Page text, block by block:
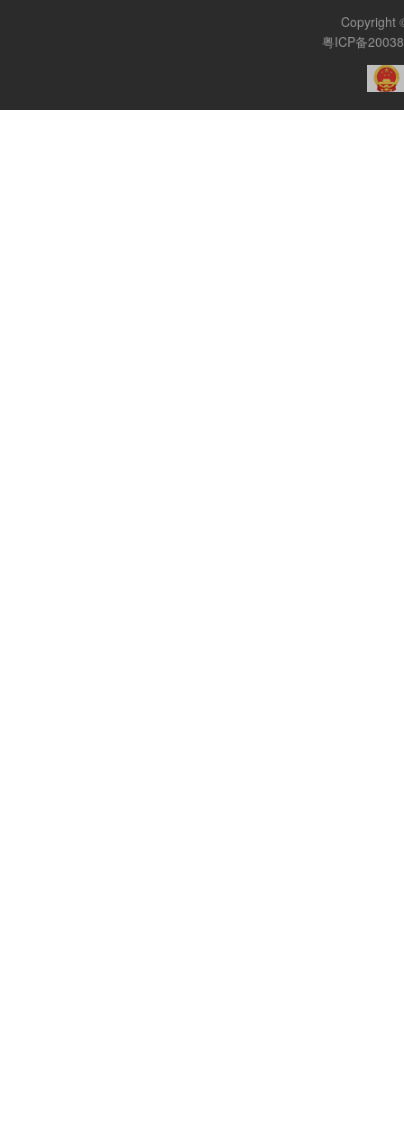
Copyright
粤ICP备